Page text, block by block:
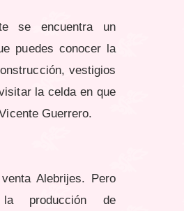
se encuentra un
puedes conocer la
vestigios
la celda en que
Guerrero.
Alebrijes. Pero
producción de